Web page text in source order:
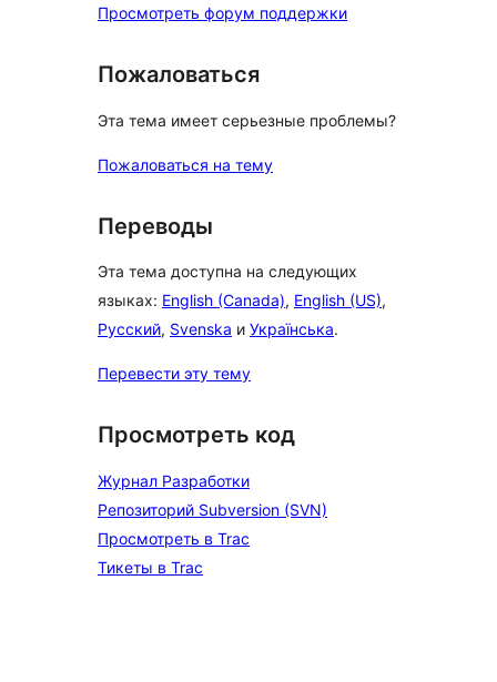
Просмотреть форум поддержки
Пожаловаться
Эта тема имеет серьезные проблемы?
Пожаловаться на тему
Переводы
Эта тема доступна на следующих
языках: English (Canada), English (US),
Русский, Svenska и Українська.
Перевести эту тему
Просмотреть код
Журнал Разработки
Репозиторий Subversion (SVN)
Просмотреть в Trac
Тикеты в Trac